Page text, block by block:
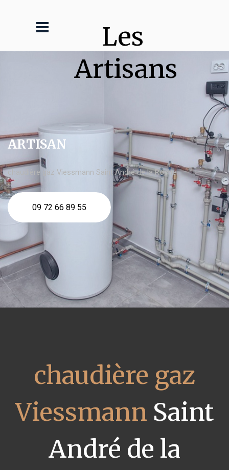
Les
Artisans
ARTISAN
chaudière gaz Viessmann Saint André de la Roche
09 72 66 89 55
chaudière gaz
Viessmann Saint
André de la